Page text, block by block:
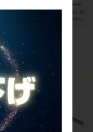
フェルト FELT TTバー、ベースバーセ
ット IAT4 TT BAR BASE BAR SET 39
0mm/31.8mm/310mm DHバー、TTハン
9,790円